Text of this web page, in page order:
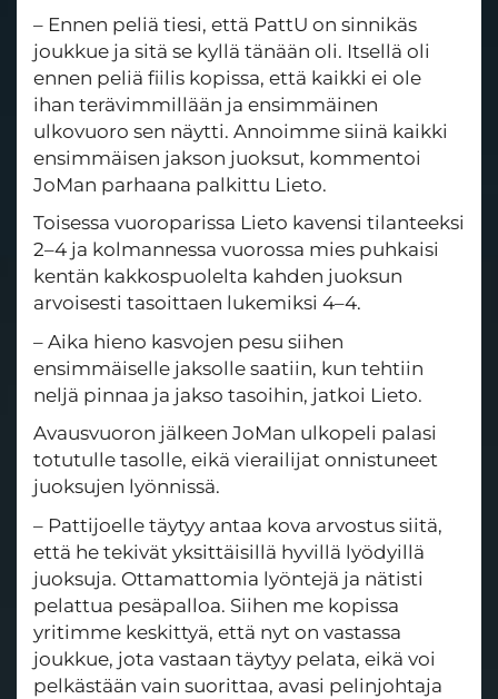
– Ennen peliä tiesi, että PattU on sinnikäs
joukkue ja sitä se kyllä tänään oli. Itsellä oli
ennen peliä fiilis kopissa, että kaikki ei ole
ihan terävimmillään ja ensimmäinen
ulkovuoro sen näytti. Annoimme siinä kaikki
ensimmäisen jakson juoksut, kommentoi
JoMan parhaana palkittu Lieto.
Toisessa vuoroparissa Lieto kavensi tilanteeksi
2–4 ja kolmannessa vuorossa mies puhkaisi
kentän kakkospuolelta kahden juoksun
arvoisesti tasoittaen lukemiksi 4–4.
– Aika hieno kasvojen pesu siihen
ensimmäiselle jaksolle saatiin, kun tehtiin
neljä pinnaa ja jakso tasoihin, jatkoi Lieto.
Avausvuoron jälkeen JoMan ulkopeli palasi
totutulle tasolle, eikä vierailijat onnistuneet
juoksujen lyönnissä.
– Pattijoelle täytyy antaa kova arvostus siitä,
että he tekivät yksittäisillä hyvillä lyödyillä
juoksuja. Ottamattomia lyöntejä ja nätisti
pelattua pesäpalloa. Siihen me kopissa
yritimme keskittyä, että nyt on vastassa
joukkue, jota vastaan täytyy pelata, eikä voi
pelkästään vain suorittaa, avasi pelinjohtaja